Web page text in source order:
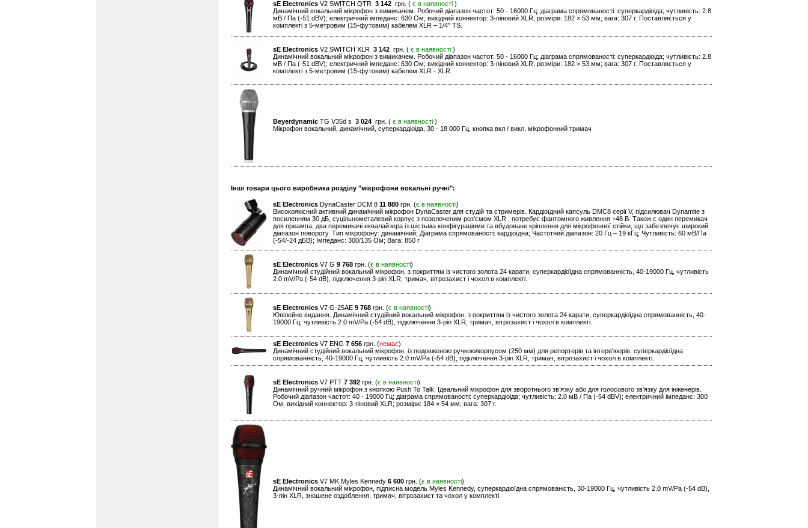
sE Electronics V2 SWITCH QTR 3 142 грн. ( є в наявності )
Динамічний вокальний мікрофон з вимикачем. Робочий діапазон частот: 50 - 16000 Гц; діаграма спрямованості: суперкардіоіда; чутливість: 2.8
мВ / Па (-51 dBV); електричний імпеданс: 630 Ом; вихідний коннектор: 3-піновий XLR; розміри: 182 × 53 мм; вага: 307 г. Поставляється у
комплекті з 5-метровим (15-футовим) кабелем XLR – 1/4" TS.
sE Electronics V2 SWITCH XLR 3 142 грн. ( є в наявності )
Динамічний вокальний мікрофон з вимикачем. Робочий діапазон частот: 50 - 16000 Гц; діаграма спрямованості: суперкардіоіда; чутливість: 2.8
мВ / Па (-51 dBV); електричний імпеданс: 630 Ом; вихідний коннектор: 3-піновий XLR; розміри: 182 × 53 мм; вага: 307 г. Поставляється у
комплекті з 5-метровим (15-футовим) кабелем XLR - XLR.
Beyerdynamic TG V35d s 3 024 грн. ( є в наявності )
Мікрофон вокальний, динамічний, суперкардіоіда, 30 - 18 000 Гц, кнопка вкл / викл, мікрофонний тримач
Інші товари цього виробника розділу "мікрофони вокальні ручні":
sE Electronics DynaCaster DCM 8 11 880 грн. (є в наявності)
Високоякісний активний динамічний мікрофон DynaCaster для студій та стримерів. Кардіоїдний капсуль DMC8 серії V, підсилювач Dynamite з
посиленням 30 дБ, суцільнометалевий корпус з позолоченим роз'ємом XLR , потребує фантомного живлення +48 В. Також є один перемикач
для преампа, два перемикачі еквалайзера із шістьма конфігураціями та вбудоване кріплення для мікрофонної стійки, що забезпечує широкий
діапазон повороту. Тип мікрофону: динамічний; Діаграма спрямованості: кардіоїдна; Частотний діапазон: 20 Гц – 19 кГц; Чутливість: 60 мВ/Па
(-54/-24 дБВ); Імпеданс: 300/135 Ом; Вага: 850 г
sE Electronics V7 G 9 768 грн. (є в наявності)
Динамічний студійний вокальний мікрофон, з покриттям із чистого золота 24 карати, суперкардіоїдна спрямованність, 40-19000 Гц, чутливість
2.0 mV/Pa (-54 dB), підключення 3-pin XLR, тримач, вітрозахист і чохол в комплекті.
sE Electronics V7 G-25AE 9 768 грн. (є в наявності)
Ювілейне видання. Динамічний студійний вокальний мікрофон, з покриттям із чистого золота 24 карати, суперкардіоїдна спрямованність, 40-
19000 Гц, чутливість 2.0 mV/Pa (-54 dB), підключення 3-pin XLR, тримач, вітрозахист і чохол в комплекті.
sE Electronics V7 ENG 7 656 грн. (немає)
Динамічний студійний вокальний мікрофон, із подовженою ручкою/корпусом (250 мм) для репортерів та інтерв'юерів, суперкардіоїдна
спрямованність, 40-19000 Гц, чутливість 2.0 mV/Pa (-54 dB), підключення 3-pin XLR, тримач, вітрозахист і чохол в комплекті.
sE Electronics V7 PTT 7 392 грн. (є в наявності)
Динамічний ручний мікрофон з кнопкою Push To Talk. Ідеальний мікрофон для зворотнього зв’язку або для голосового зв’язку для інженерів.
Робочий діапазон частот: 40 - 19000 Гц; діаграма спрямованості: суперкардіоіда; чутливість: 2.0 мВ / Па (-54 dBV); електричний імпеданс: 300
Ом; вихідний коннектор: 3-піновий XLR; розміри: 184 × 54 мм; вага: 307 г.
sE Electronics V7 MK Myles Kennedy 6 600 грн. (є в наявності)
Динамічний вокальний мікрофон, підписна модель Myles Kennedy, суперкардіоїдна спрямованість, 30-19000 Гц, чутливість 2.0 mV/Pa (-54 dB),
3-пін XLR, зношене оздоблення, тримач, вітрозахист та чохол у комплекті.